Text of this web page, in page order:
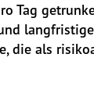
Tag
die als